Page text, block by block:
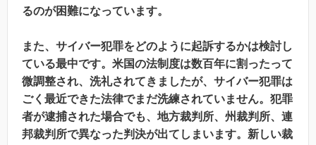
るのが困難になっています。
また、サイバー犯罪をどのように起訴するかは検討し
ている最中です。米国の法制度は数百年に割ったって
微調整され、洗礼されてきましたが、サイバー犯罪は
ごく最近できた法律でまだ洗練されていません。犯罪
者が逮捕された場合でも、地方裁判所、州裁判所、連
邦裁判所で異なった判決が出てしまいます。新しい裁